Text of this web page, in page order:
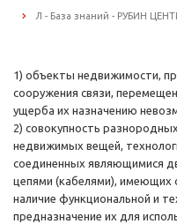
Л - База знаний - РУБИН
1) объекты недвижимости,
сооружения связи,
ущерба их назначению
2) совокупность разнородных
недвижимых вещей,
соединенных являющимися
цепями (кабелями), имеющих
наличие функциональной и
предназначение их для